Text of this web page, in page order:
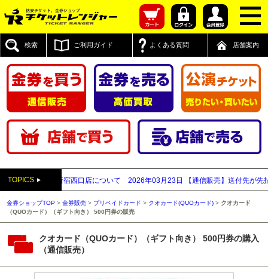
検索 ご利用ガイド よくある質問 店舗案内
TOPICS
日 本日の新宿西口店について 2026年03月23日 【通信販売】送付先が先払い
金券ショップTOP >金券販売 > プリペイドカード > クオカード(QUOカード) > クオカード
（QUOカード）（ギフト向き） 500円券の販売
クオカード（QUOカード）（ギフト向き） 500円券の購入
（通信販売）